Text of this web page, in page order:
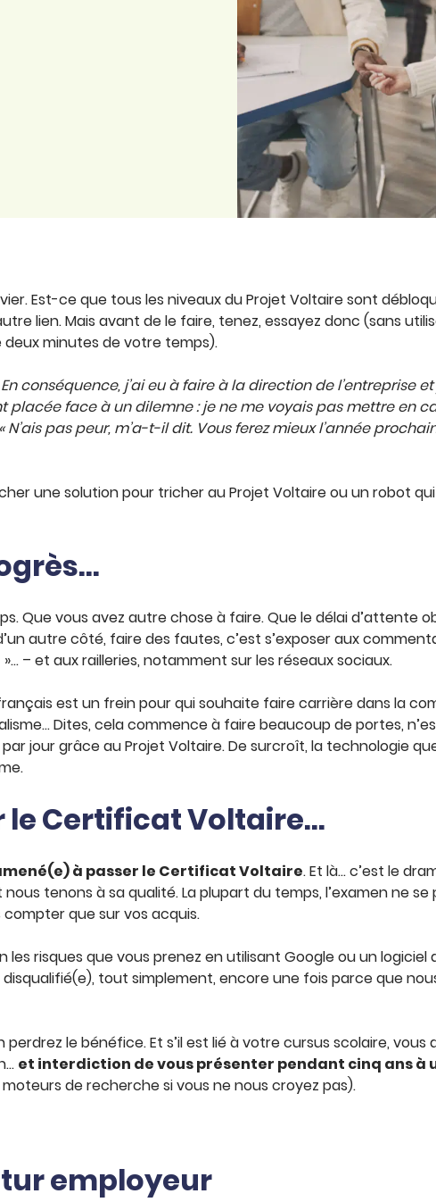
Est-ce que tous les niveaux du Projet Voltaire sont
lien. Mais avant de le faire, tenez, essayez donc (sans
deux minutes de votre temps).
conséquence, j’ai eu à faire à la direction de l’entreprise
face à un dilemne : je ne me voyais pas mettre en
pas peur, m’a-t-il dit. Vous ferez mieux l’année
une solution pour tricher au Projet Voltaire ou un robot
Que vous avez autre chose à faire. Que le délai d’attente
autre côté, faire des fautes, c’est s’exposer aux
– et aux railleries, notamment sur les réseaux sociaux.
est un frein pour qui souhaite faire carrière dans la
Dites, cela commence à faire beaucoup de portes,
jour grâce au Projet Voltaire. De surcroît, la technologie
le Certificat Voltaire…
à passer le Certificat Voltaire. Et là… c’est le
tenons à sa qualité. La plupart du temps, l’examen ne
compter que sur vos acquis.
risques que vous prenez en utilisant Google ou un logiciel
tout simplement, encore une fois parce que
le bénéfice. Et s’il est lié à votre cursus scolaire, vous
et interdiction de vous présenter pendant cinq ans à
de recherche si vous ne nous croyez pas).
employeur